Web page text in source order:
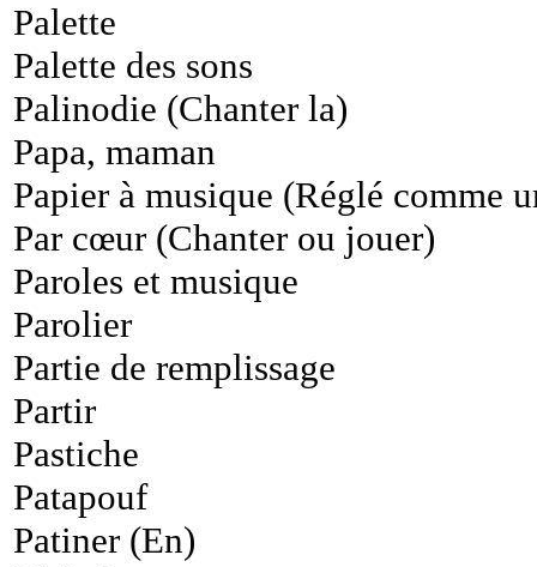
Palette
Palette des sons
Palinodie (Chanter la)
Papa, maman
Papier à musique (Réglé comme
Par cœur (Chanter ou jouer)
Paroles et musique
Parolier
Partie de remplissage
Partir
Pastiche
Patapouf
Patiner (En)